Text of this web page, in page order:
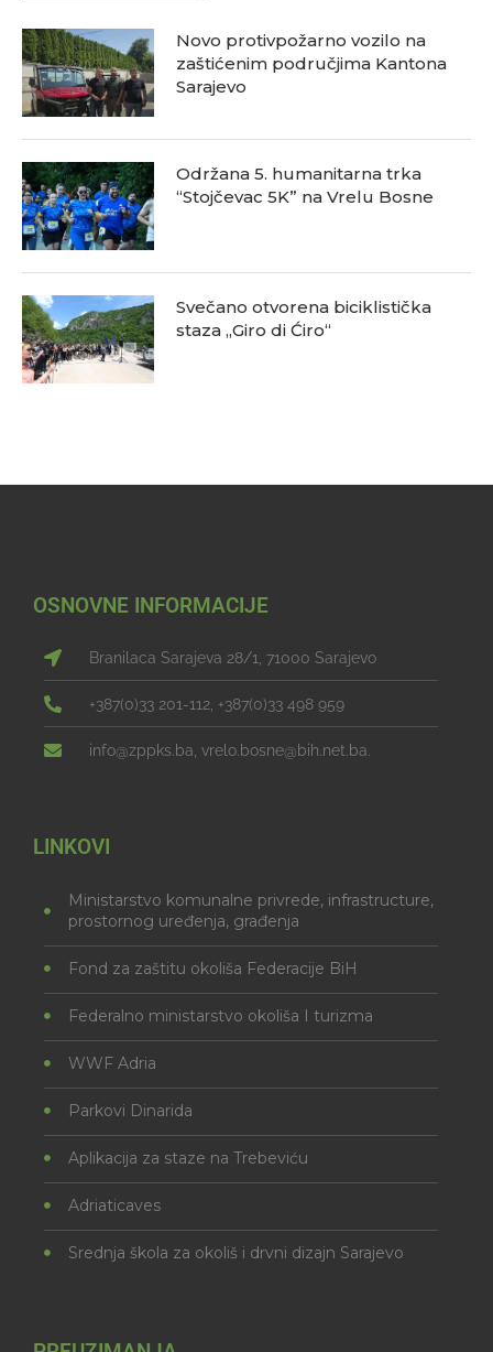
Novo protivpožarno vozilo na
zaštićenim područjima Kantona
Sarajevo
Održana 5. humanitarna trka
“Stojčevac 5K” na Vrelu Bosne
Svečano otvorena biciklistička
staza „Giro di Ćiro“
OSNOVNE INFORMACIJE
Branilaca Sarajeva 28/1, 71000 Sarajevo
+387(0)33 201-112, +387(0)33 498 959
info@zppks.ba, vrelo.bosne@bih.net.ba.
LINKOVI
Ministarstvo komunalne privrede, infrastructure,
prostornog uređenja, građenja
Fond za zaštitu okoliša Federacije BiH
Federalno ministarstvo okoliša I turizma
WWF Adria
Parkovi Dinarida
Aplikacija za staze na Trebeviću
Adriaticaves
Srednja škola za okoliš i drvni dizajn Sarajevo